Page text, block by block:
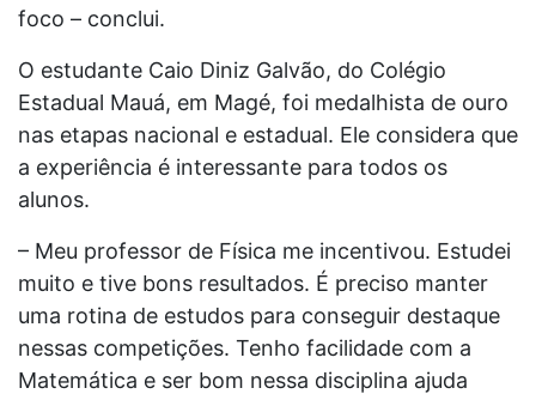
foco – conclui.
O estudante Caio Diniz Galvão, do Colégio
Estadual Mauá, em Magé, foi medalhista de ouro
nas etapas nacional e estadual. Ele considera que
a experiência é interessante para todos os
alunos.
– Meu professor de Física me incentivou. Estudei
muito e tive bons resultados. É preciso manter
uma rotina de estudos para conseguir destaque
nessas competições. Tenho facilidade com a
Matemática e ser bom nessa disciplina ajuda